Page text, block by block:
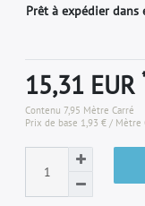
Prêt à expédier dans
15,31 EUR
Contenu7,95 Mètre Carré
Prix de base 1,93 € / Mètre